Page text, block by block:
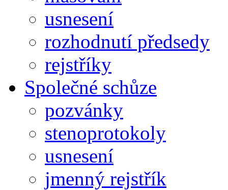
usnesení
rozhodnutí předsedy
rejstříky
Společné schůze
pozvánky
stenoprotokoly
usnesení
jmenný rejstřík